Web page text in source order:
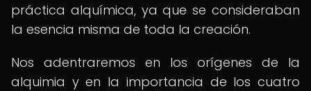
práctica alquímica, ya que se consideraban
la esencia misma de toda la creación.
Nos adentraremos en los orígenes de la
alquimia y en la importancia de los cuatro